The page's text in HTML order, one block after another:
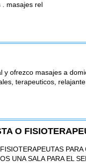
. masajes rel
y ofrezco masajes a
terapeuticos, relajante
O
PARA
UNA SALA PARA EL